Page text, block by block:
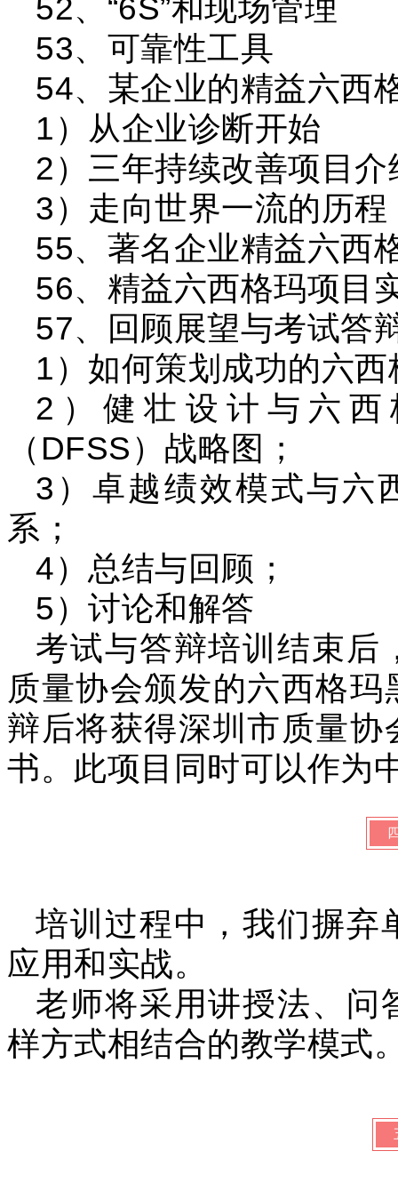
52、“6S”和现场管理
53、可靠性工具
54、某企业的精益六西
1）从企业诊断开始
2）三年持续改善项目介
3）走向世界一流的历程
55、著名企业精益六西
56、精益六西格玛项目
57、回顾展望与考试答
1）如何策划成功的六
2）健壮设计与六
（DFSS）战略图；
3）卓越绩效模式与六
系；
4）总结与回顾；
5）讨论和解答
考试与答辩培训结束后
质量协会颁发的六西格
辩后将获得深圳市质量
书。此项目同时可以作为
培训过程中，我们摒弃
应用和实战。
老师将采用讲授法、问
样方式相结合的教学模式